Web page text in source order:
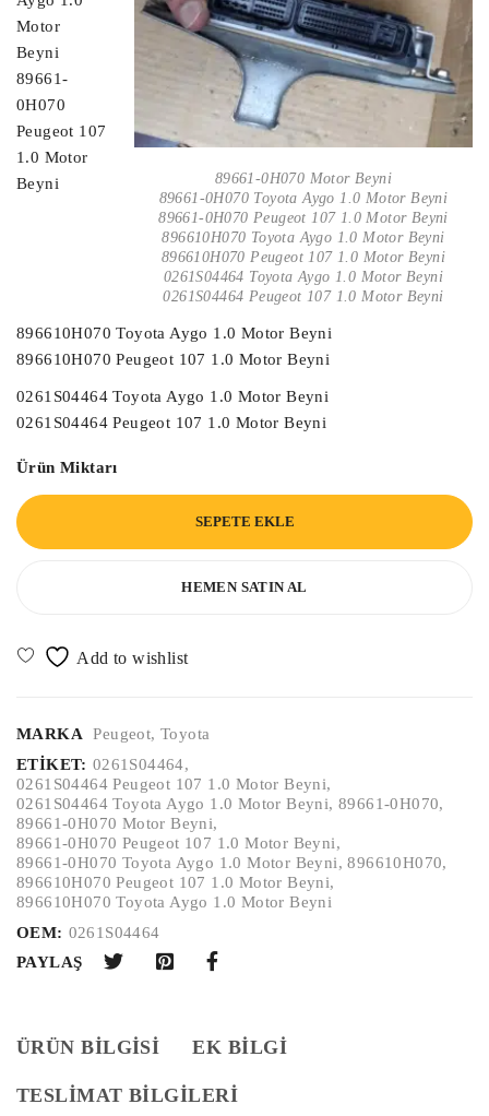
89661-0H070 Motor Beyni
89661-0H070 Toyota Aygo 1.0 Motor Beyni
89661-0H070 Peugeot 107 1.0 Motor Beyni
896610H070 Toyota Aygo 1.0 Motor Beyni
896610H070 Peugeot 107 1.0 Motor Beyni
0261S04464 Toyota Aygo 1.0 Motor Beyni
0261S04464 Peugeot 107 1.0 Motor Beyni
Motor
Beyni
89661-
0H070
Peugeot 107
1.0 Motor
Beyni
896610H070 Toyota Aygo 1.0 Motor Beyni
896610H070 Peugeot 107 1.0 Motor Beyni
0261S04464 Toyota Aygo 1.0 Motor Beyni
0261S04464 Peugeot 107 1.0 Motor Beyni
Ürün Miktarı
SEPETE EKLE
HEMEN SATIN AL
MARKA Peugeot,Toyota
ETIKET: 0261S04464,
0261S04464 Peugeot 107 1.0 Motor Beyni,
0261S04464 Toyota Aygo 1.0 Motor Beyni,89661-0H070,
89661-0H070 Motor Beyni,
89661-0H070 Peugeot 107 1.0 Motor Beyni,
89661-0H070 Toyota Aygo 1.0 Motor Beyni,896610H070,
896610H070 Peugeot 107 1.0 Motor Beyni,
896610H070 Toyota Aygo 1.0 Motor Beyni
OEM: 0261S04464
PAYLAŞ
ÜRÜN BILGISI EK BILGI
TESLİMAT BİLGİLERİ